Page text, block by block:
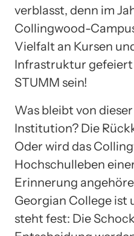
verblasst, denn im
Collingwood-
Vielfalt an Kursen
Infrastruktur
STUMM sein!
Was bleibt von
Institution? Die
Oder wird das
Hochschulleben
Erinnerung
Georgian College ist
steht fest: Die